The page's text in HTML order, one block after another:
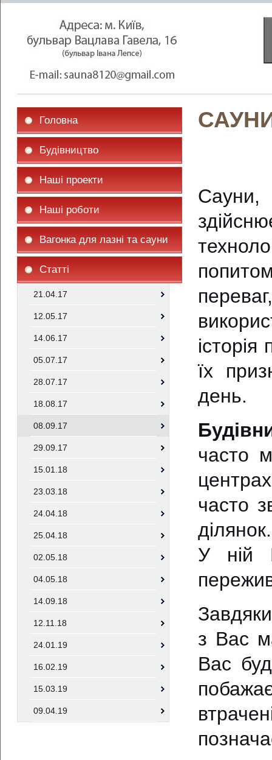
Головна
Будівництво
Наші проекти
Наші роботи
Вагонка для лазні та сауни
Статті
21.04.17
12.05.17
14.06.17
05.07.17
28.07.17
18.08.17
08.09.17
29.09.17
15.01.18
23.03.18
24.04.18
25.04.18
02.05.18
04.05.18
14.09.18
12.11.18
24.01.19
16.02.19
15.03.19
09.04.19
Сауни,
їх
день.
часто
часто
У ній
з Вас
Вас